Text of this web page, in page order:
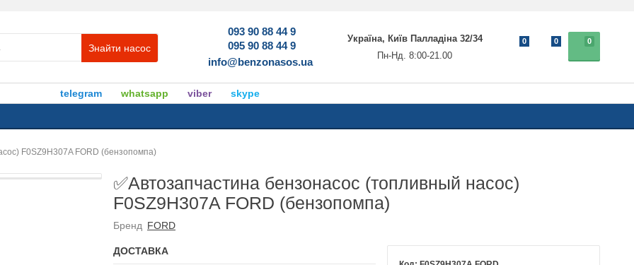
Знайти насос
093 90 88 44 9
095 90 88 44 9
info@benzonasos.ua
Україна, Київ Палладіна 32/34
Пн-Нд. 8:00-21.00
0
0 0
telegram whatsapp viber
skype
F0SZ9H307A FORD (бензопомпа)
✅Автозапчастина бензонасос (топливный насос)
F0SZ9H307A FORD (бензопомпа)
Бренд FORD
ДОСТАВКА